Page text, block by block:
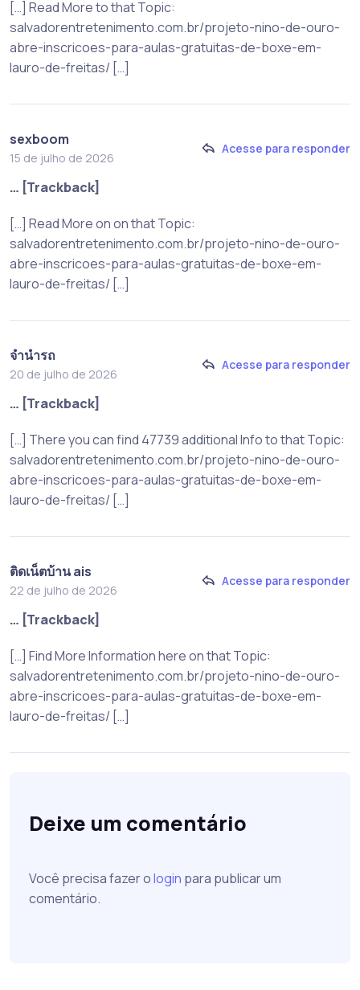
[…] Read More to that Topic:
salvadorentretenimento.com.br/projeto-nino-de-ouro-
abre-inscricoes-para-aulas-gratuitas-de-boxe-em-
lauro-de-freitas/ […]
sexboom
15 de julho de 2026
Acesse para responder
… [Trackback]
[…] Read More on on that Topic:
salvadorentretenimento.com.br/projeto-nino-de-ouro-
abre-inscricoes-para-aulas-gratuitas-de-boxe-em-
lauro-de-freitas/ […]
จำนำรถ
20 de julho de 2026
Acesse para responder
… [Trackback]
[…] There you can find 47739 additional Info to that Topic:
salvadorentretenimento.com.br/projeto-nino-de-ouro-
abre-inscricoes-para-aulas-gratuitas-de-boxe-em-
lauro-de-freitas/ […]
ติดเน็ตบ้าน ais
22 de julho de 2026
Acesse para responder
… [Trackback]
[…] Find More Information here on that Topic:
salvadorentretenimento.com.br/projeto-nino-de-ouro-
abre-inscricoes-para-aulas-gratuitas-de-boxe-em-
lauro-de-freitas/ […]
Deixe um comentário
Você precisa fazer ologin para publicar um
comentário.